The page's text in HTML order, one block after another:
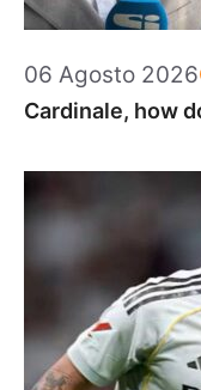
06 Agosto 2026
Cardinale, how